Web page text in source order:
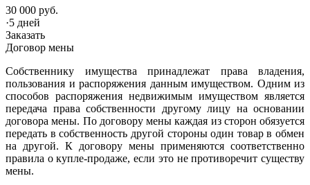
30 000 руб.
·5 дней
Заказать
Договор мены
Собственнику имущества принадлежат права владения,
пользования и распоряжения данным имуществом. Одним из
способов распоряжения недвижимым имуществом является
передача права собственности другому лицу на основании
договора мены. По договору мены каждая из сторон обязуется
передать в собственность другой стороны один товар в обмен
на другой. К договору мены применяются соответственно
правила о купле-продаже, если это не противоречит существу
мены.